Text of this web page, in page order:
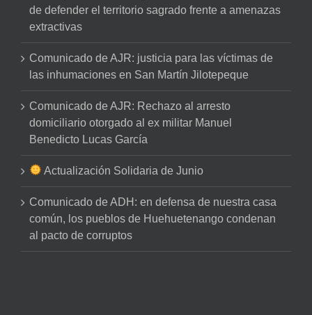
de defender el territorio sagrado frente a amenazas
extractivas
Comunicado de AJR: justicia para las víctimas de
las inhumaciones en San Martín Jilotepeque
Comunicado de AJR: Rechazo al arresto
domiciliario otorgado al ex militar Manuel
Benedicto Lucas García
Actualización Solidaria de Junio
Comunicado de ADH: en defensa de nuestra casa
común, los pueblos de Huehuetenango condenan
al pacto de corruptos